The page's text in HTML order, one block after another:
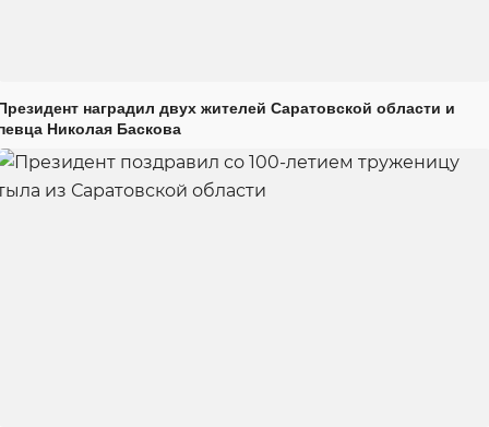
наградил двух жителей Саратовской области и
Николая Баскова